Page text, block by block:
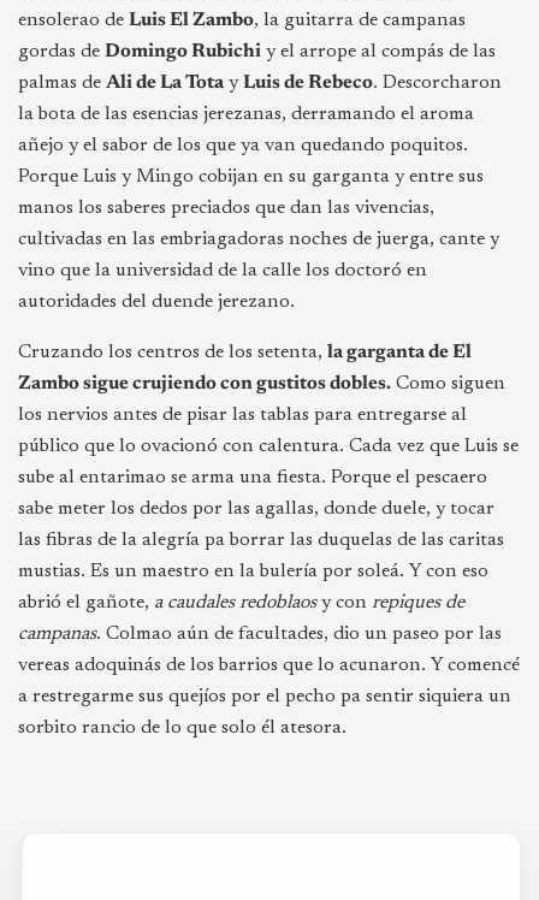
ensolerao de Luis El Zambo, la guitarra de campanas
gordas de Domingo Rubichi y el arrope al compás de las
palmas de Ali de La Tota yLuis de Rebeco. Descorcharon
la bota de las esencias jerezanas, derramando el aroma
añejo y el sabor de los que ya van quedando poquitos.
Porque Luis y Mingo cobijan en su garganta y entre sus
manos los saberes preciados que dan las vivencias,
cultivadas en las embriagadoras noches de juerga, cante y
vino que la universidad de la calle los doctoró en
autoridades del duende jerezano.
Cruzando los centros de los setenta, la garganta de El
Zambo sigue crujiendo con gustitos dobles. Como siguen
los nervios antes de pisar las tablas para entregarse al
público que lo ovacionó con calentura. Cada vez que Luis se
sube al entarimao se arma una fiesta. Porque el pescaero
sabe meter los dedos por las agallas, donde duele, y tocar
las fibras de la alegría pa borrar las duquelas de las caritas
mustias. Es un maestro en la bulería por soleá. Y con eso
abrió el gañote, a caudales redoblaosy con repiques de
campanas. Colmao aún de facultades, dio un paseo por las
vereas adoquinás de los barrios que lo acunaron. Y comencé
a restregarme sus quejíos por el pecho pa sentir siquiera un
sorbito rancio de lo que solo él atesora.